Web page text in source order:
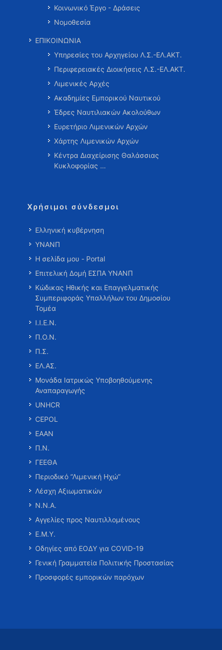
Κοινωνικό Έργο - Δράσεις
Νομοθεσία
ΕΠΙΚΟΙΝΩΝΙΑ
Υπηρεσίες του Αρχηγείου Λ.Σ.-ΕΛ.ΑΚΤ.
Περιφερειακές Διοικήσεις Λ.Σ.-ΕΛ.ΑΚΤ.
Λιμενικές Αρχές
Ακαδημίες Εμπορικού Ναυτικού
Έδρες Ναυτιλιακών Ακολούθων
Ευρετήριο Λιμενικών Αρχών
Χάρτης Λιμενικών Αρχών
Κέντρα Διαχείρισης Θαλάσσιας
Κυκλοφορίας …
Χρήσιμοι σύνδεσμοι
Ελληνική κυβέρνηση
ΥΝΑΝΠ
Η σελίδα μου - Portal
Επιτελική Δομή ΕΣΠΑ ΥΝΑΝΠ
Κώδικας Ηθικής και Επαγγελματικής
Συμπεριφοράς Υπαλλήλων του Δημοσίου
Τομέα
Ι.Ι.Ε.Ν.
Π.Ο.Ν.
Π.Σ.
ΕΛ.ΑΣ.
Μονάδα Ιατρικώς Υποβοηθούμενης
Αναπαραγωγής
UNHCR
CEPOL
ΕΑΑΝ
Π.Ν.
ΓΕΕΘΑ
Περιοδικό “Λιμενική Ηχώ”
Λέσχη Αξιωματικών
Ν.Ν.Α.
Αγγελίες προς Ναυτιλλομένους
Ε.Μ.Υ.
Οδηγίες από ΕΟΔΥ για COVID-19
Γενική Γραμματεία Πολιτικής Προστασίας
Προσφορές εμπορικών παρόχων